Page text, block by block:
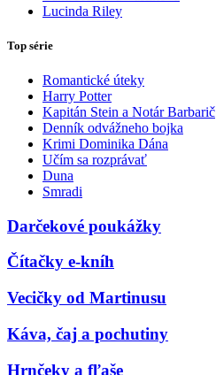
Lucinda Riley
Top série
Romantické úteky
Harry Potter
Kapitán Stein a Notár Barbarič
Denník odvážneho bojka
Krimi Dominika Dána
Učím sa rozprávať
Duna
Smradi
Darčekové poukážky
Čítačky e-kníh
Vecičky od Martinusu
Káva, čaj a pochutiny
Hrnčeky a fľaše